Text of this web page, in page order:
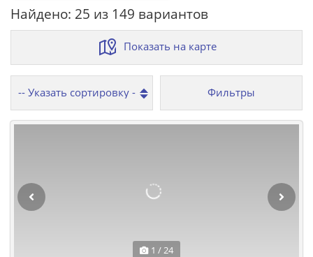
Найдено: 25 из 149 вариантов
Показать на карте
Фильтры
1 / 24